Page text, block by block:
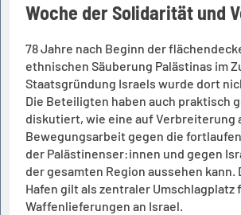
Woche der Solidarität und
78 Jahre nach Beginn der
ethnischen Säuberung Palästinas im
Staatsgründung Israels wurde dort
Die Beteiligten haben auch praktisch
diskutiert, wie eine auf Verbreiterung
Bewegungsarbeit gegen die
der Palästinenser:innen und gegen
der gesamten Region aussehen kann.
Hafen gilt als zentraler Umschlagplatz
Waffenlieferungen an Israel.